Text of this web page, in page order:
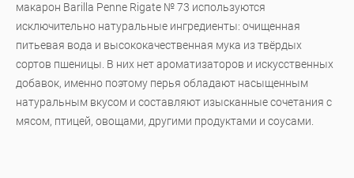
макарон Barilla Penne Rigate № 73 используются
исключительно натуральные ингредиенты: очищенная
питьевая вода и высококачественная мука из твёрдых
сортов пшеницы. В них нет ароматизаторов и искусственных
добавок, именно поэтому перья обладают насыщенным
натуральным вкусом и составляют изысканные сочетания с
мясом, птицей, овощами, другими продуктами и соусами.